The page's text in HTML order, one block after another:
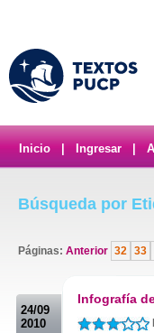
Inicio Ingresar
Búsqueda por
Páginas: Anterior 32 33
24/09
2010
Infografía